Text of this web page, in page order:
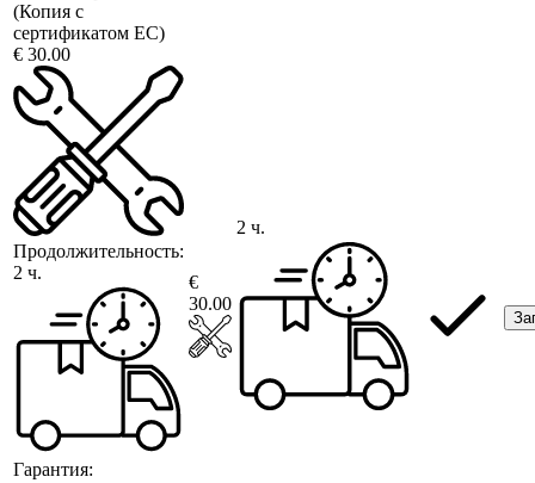
(Копия с
сертификатом ЕС)
€ 30.00
Продолжительность:
2 ч.
Гарантия:
€
30.00
2 ч.